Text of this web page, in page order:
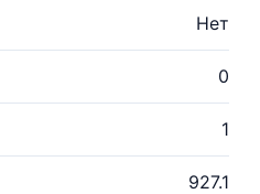
Нет
0
1
927.1